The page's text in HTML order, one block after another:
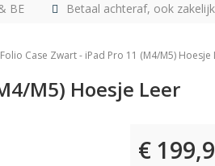
BE Betaal achteraf, ook zakelijk
Case Zwart - iPad Pro 11 (M4/M5) Hoesje
M5) Hoesje Leer
€